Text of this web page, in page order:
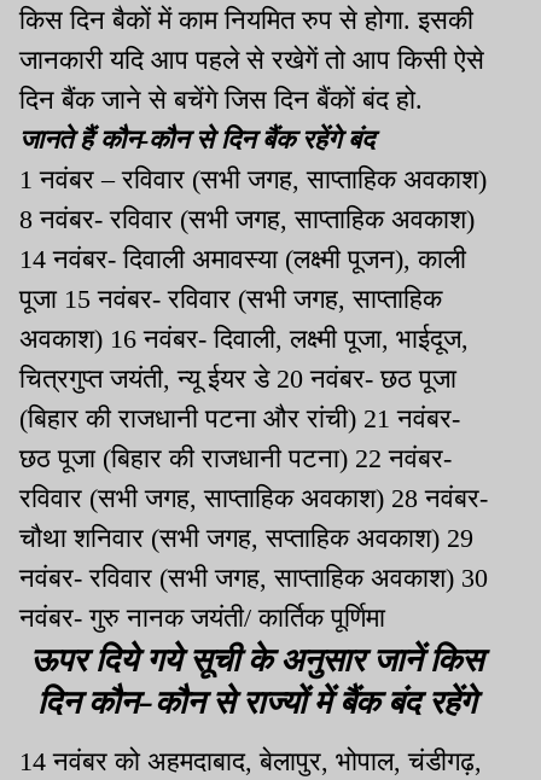
किस दिन बैकों में काम नियमित रुप से होगा. इसकी
जानकारी यदि आप पहले से रखेगें तो आप किसी ऐसे
दिन बैंक जाने से बचेंगे जिस दिन बैंकों बंद हो.
जानते हैं कौन-कौन से दिन बैंक रहेंगे बंद
1 नवंबर – रविवार (सभी जगह, साप्ताहिक अवकाश)
8 नवंबर- रविवार (सभी जगह, साप्ताहिक अवकाश)
14 नवंबर- दिवाली अमावस्या (लक्ष्मी पूजन), काली
पूजा 15 नवंबर- रविवार (सभी जगह, साप्ताहिक
अवकाश) 16 नवंबर- दिवाली, लक्ष्मी पूजा, भाईदूज,
चित्रगुप्त जयंती, न्यू ईयर डे 20 नवंबर- छठ पूजा
(बिहार की राजधानी पटना और रांची) 21 नवंबर-
छठ पूजा (बिहार की राजधानी पटना) 22 नवंबर-
रविवार (सभी जगह, साप्ताहिक अवकाश) 28 नवंबर-
चौथा शनिवार (सभी जगह, सप्ताहिक अवकाश) 29
नवंबर- रविवार (सभी जगह, साप्ताहिक अवकाश) 30
नवंबर- गुरु नानक जयंती/ कार्तिक पूर्णिमा
ऊपर दिये गये सूची के अनुसार जानें किस
दिन कौन-कौन से राज्यों में बैंक बंद रहेंगे
14 नवंबर को अहमदाबाद, बेलापुर, भोपाल, चंडीगढ़,